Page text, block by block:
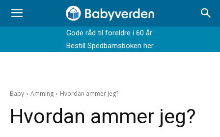
Gode råd til foreldre i 60 år:
Bestill Spedbarnsboken her
Baby Amming Hvordan ammer jeg?
Hvordan ammer jeg?